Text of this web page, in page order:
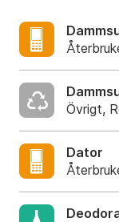
Övrigt,
Dator